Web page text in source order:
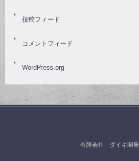
投稿フィード
コメントフィード
WordPress.org
有限会社 ダイキ開発